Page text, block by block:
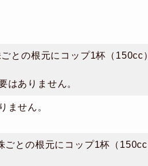
との根元にコップ1杯（150cc
はありません。
ません。
ごとの根元にコップ1杯（